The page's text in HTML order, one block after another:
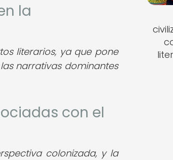
la
literarios, ya que pone
narrativas dominantes
con el
colonizada, y la